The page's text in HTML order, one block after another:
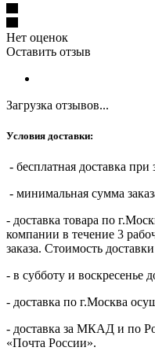
Нет оценок
Оставить отзыв
Загрузка отзывов...
Условия доставки:
- бесплатная доставка при
- минимальная сумма
- доставка товара по
компании в течение 3
заказа. Стоимость
- в субботу и воскресенье
- доставка по г.Москва
- доставка за МКАД и по
«Почта России».